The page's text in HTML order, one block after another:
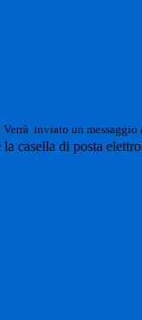
Verrà inviato un
casella di posta